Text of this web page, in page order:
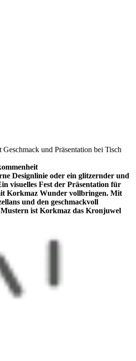
und Präsentation bei Tisch
Designlinie oder ein glitzernder und
visuelles Fest der Präsentation für
Korkmaz Wunder vollbringen. Mit
und den geschmackvoll
Mustern ist Korkmaz das Kronjuwel